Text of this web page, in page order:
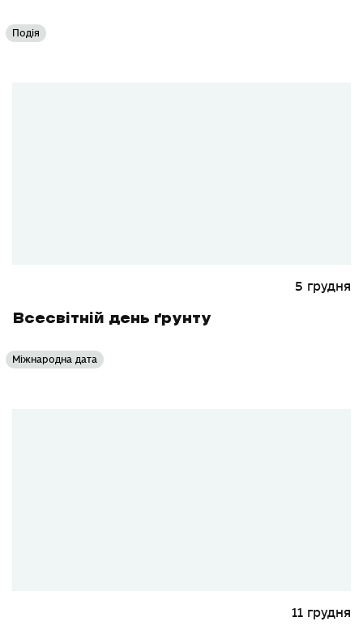
Подія
5 грудня
Всесвітній день ґрунту
Міжнародна дата
11 грудня